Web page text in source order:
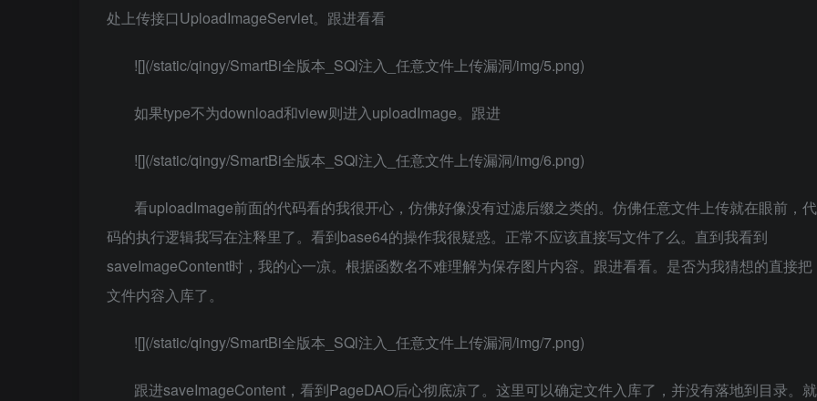
处上传接口UploadImageServlet。跟进看看
![](/static/qingy/SmartBi全版本_SQl注入_任意文件上传漏洞/img/5.png)
如果type不为download和view则进入uploadImage。跟进
![](/static/qingy/SmartBi全版本_SQl注入_任意文件上传漏洞/img/6.png)
看uploadImage前面的代码看的我很开心，仿佛好像没有过滤后缀之类的。仿佛任意文件上传就在眼前，代
码的执行逻辑我写在注释里了。看到base64的操作我很疑惑。正常不应该直接写文件了么。直到我看到
saveImageContent时，我的心一凉。根据函数名不难理解为保存图片内容。跟进看看。是否为我猜想的直接把
文件内容入库了。
![](/static/qingy/SmartBi全版本_SQl注入_任意文件上传漏洞/img/7.png)
跟进saveImageContent，看到PageDAO后心彻底凉了。这里可以确定文件入库了，并没有落地到目录。就